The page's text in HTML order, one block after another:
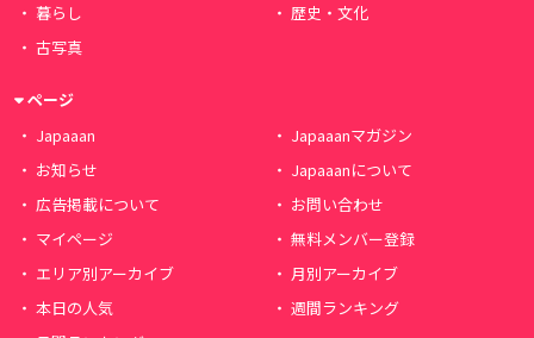
暮らし
歴史・文化
古写真
ページ
Japaaan
Japaaanマガジン
お知らせ
Japaaanについて
広告掲載について
お問い合わせ
マイページ
無料メンバー登録
エリア別アーカイブ
月別アーカイブ
本日の人気
週間ランキング